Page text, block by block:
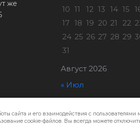
же
Август 2026
10 11 12 13 14 15
17 18 19 20 21 22
24 25 26 27 28 29
31
« Июл
сайта и его взаимодействия с
cookie-файлов. Вы всегда можете